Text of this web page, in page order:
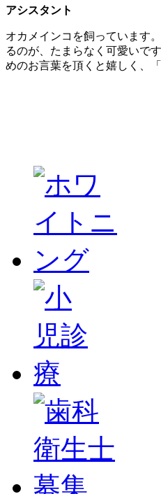
アシスタント
オカメインコを飼っています
るのが、たまらなく可愛いで
めのお言葉を頂くと嬉しく、